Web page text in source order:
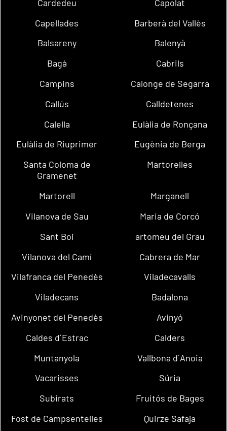
Cardedeu
Capolat
Capellades
Barberà del Vallès
Balsareny
Balenyà
Bagà
Cabrils
Campins
Calonge de Segarra
Callús
Calldetenes
Calella
Eulàlia de Ronçana
Eulàlia de Riuprimer
Eugènia de Berga
Santa Coloma de
Gramenet
Martorelles
Martorell
Marganell
Vilanova de Sau
Maria de Corcó
Sant Boi
artomeu del Grau
Vilanova del Camí
Cabrera de Mar
Vilafranca del Penedès
Viladecavalls
Viladecans
Badalona
Avinyonet del Penedès
Avinyó
Caldes d´Estrac
Calders
Muntanyola
Vallbona d´Anoia
Vacarisses
Súria
Subirats
Fruitós de Bages
Fost de Campsentelles
Quirze Safaja